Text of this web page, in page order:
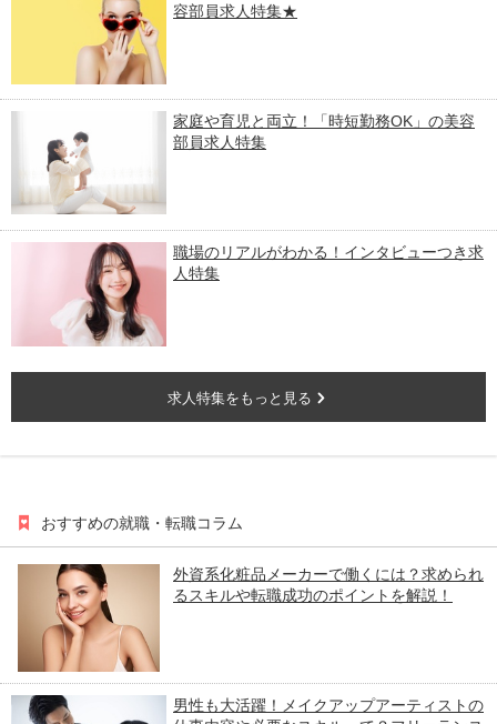
容部員求人特集★
家庭や育児と両立！「時短勤務OK」の美容
部員求人特集
職場のリアルがわかる！インタビューつき求
人特集
求人特集をもっと見る
おすすめの就職・転職コラム
外資系化粧品メーカーで働くには？求められ
るスキルや転職成功のポイントを解説！
男性も大活躍！メイクアップアーティストの